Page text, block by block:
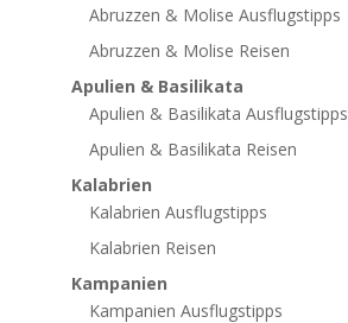
Abruzzen & Molise Ausflugstipps
Abruzzen & Molise Reisen
Apulien & Basilikata
Apulien & Basilikata Ausflugstipps
Apulien & Basilikata Reisen
Kalabrien
Kalabrien Ausflugstipps
Kalabrien Reisen
Kampanien
Kampanien Ausflugstipps